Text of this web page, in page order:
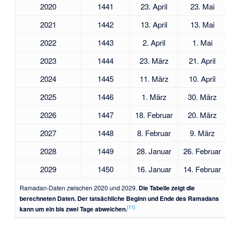
2020 1441 23. April
23. Mai
2021
1442 13. April
13. Mai
2022
1443 2. April
1. Mai
2023
1444 23. März
21. April
2024
1445 11. März
10. April
2025
1446 1. März
30. März
2026
1447 18. Februar
20. März
2027
1448 8. Februar
9. März
2028
1449 28. Januar
26. Februar
2029
1450 16. Januar 14. Februar
Ramadan-Daten zwischen 2020 und 2029. Die Tabelle zeigt die
berechneten Daten. Der tatsächliche Beginn und Ende des Ramadans
kann um ein bis zwei Tage abweichen.[11]